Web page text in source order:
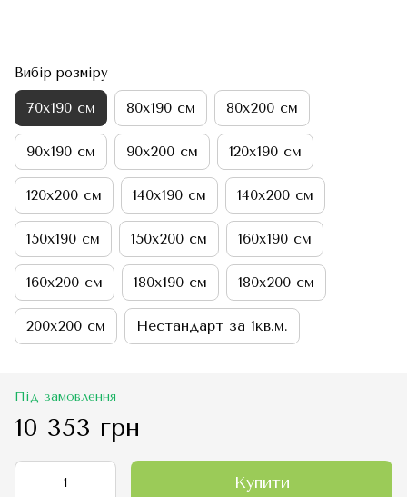
Вибір розміру
70х190 см 80х190 см 80х200 см
90х190 см 90х200 см 120х190 см
120х200 см 140х190 см 140х200 см
150х190 см 150х200 см 160х190 см
160х200 см 180х190 см 180х200 см
200х200 см Нестандарт за 1кв.м.
Під замовлення
10 353 грн
Купити